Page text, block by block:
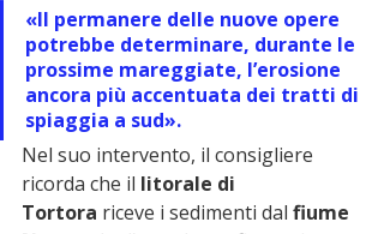
«Il permanere delle nuove opere
potrebbe determinare, durante le
prossime mareggiate, l’erosione
ancora più accentuata dei tratti di
spiaggia a sud».
Nel suo intervento, il consigliere
ricorda che il litorale di
Tortora riceve i sedimenti dal fiume